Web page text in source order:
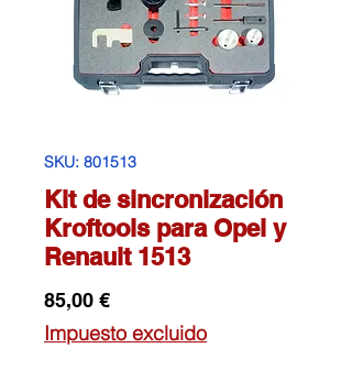
SKU: 801513
Kit de sincronización
Kroftools para Opel y
Renault 1513
85,00 €Precio
Impuesto excluido